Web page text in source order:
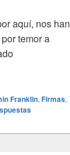
aquí, nos han
temor a
Franklin,Firmas,